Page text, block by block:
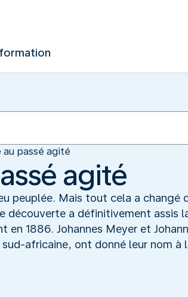
au passé agité
agité
peuplée. Mais tout cela a changé
découverte a définitivement assis
1886. Johannes Meyer et
africaine, ont donné leur nom